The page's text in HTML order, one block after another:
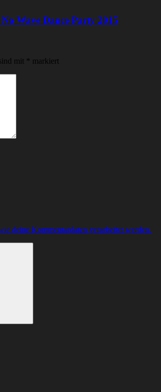
Wave Dance Party 2015
mit * markiert
deine Kommentardaten verarbeitet werden.